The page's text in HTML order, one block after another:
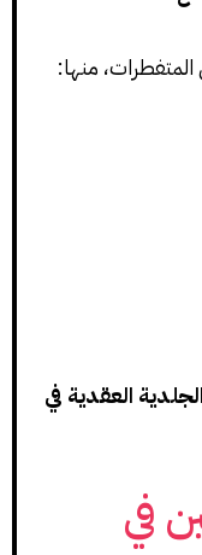
منها:
العقدية في
في